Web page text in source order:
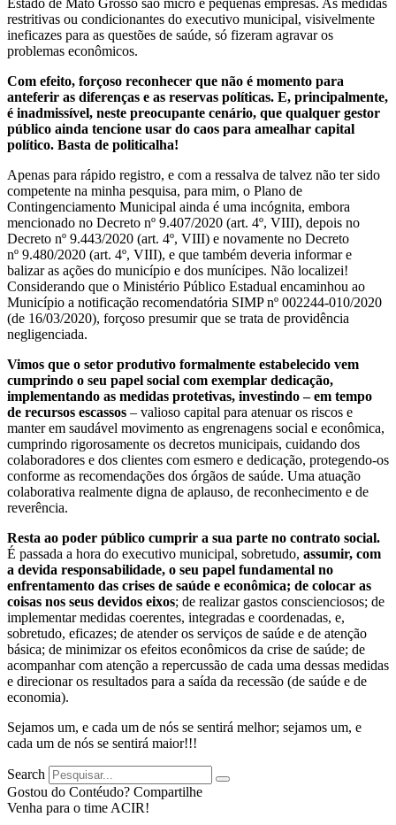
Estado de Mato Grosso são micro e pequenas empresas. As medidas
restritivas ou condicionantes do executivo municipal, visivelmente
ineficazes para as questões de saúde, só fizeram agravar os
problemas econômicos.
Com efeito, forçoso reconhecer que não é momento para
anteferir as diferenças e as reservas políticas. E, principalmente,
é inadmissível, neste preocupante cenário, que qualquer gestor
público ainda tencione usar do caos para amealhar capital
político. Basta de politicalha!
Apenas para rápido registro, e com a ressalva de talvez não ter sido
competente na minha pesquisa, para mim, o Plano de
Contingenciamento Municipal ainda é uma incógnita, embora
mencionado no Decreto nº 9.407/2020 (art. 4º, VIII), depois no
Decreto nº 9.443/2020 (art. 4º, VIII) e novamente no Decreto
nº 9.480/2020 (art. 4º, VIII), e que também deveria informar e
balizar as ações do município e dos munícipes. Não localizei!
Considerando que o Ministério Público Estadual encaminhou ao
Município a notificação recomendatória SIMP nº 002244-010/2020
(de 16/03/2020), forçoso presumir que se trata de providência
negligenciada.
Vimos que o setor produtivo formalmente estabelecido vem
cumprindo o seu papel social com exemplar dedicação,
implementando as medidas protetivas, investindo – em tempo
de recursos escassos – valioso capital para atenuar os riscos e
manter em saudável movimento as engrenagens social e econômica,
cumprindo rigorosamente os decretos municipais, cuidando dos
colaboradores e dos clientes com esmero e dedicação, protegendo-os
conforme as recomendações dos órgãos de saúde. Uma atuação
colaborativa realmente digna de aplauso, de reconhecimento e de
reverência.
Resta ao poder público cumprir a sua parte no contrato social.
É passada a hora do executivo municipal, sobretudo, assumir, com
a devida responsabilidade, o seu papel fundamental no
enfrentamento das crises de saúde e econômica; de colocar as
coisas nos seus devidos eixos; de realizar gastos conscienciosos; de
implementar medidas coerentes, integradas e coordenadas, e,
sobretudo, eficazes; de atender os serviços de saúde e de atenção
básica; de minimizar os efeitos econômicos da crise de saúde; de
acompanhar com atenção a repercussão de cada uma dessas medidas
e direcionar os resultados para a saída da recessão (de saúde e de
economia).
Sejamos um, e cada um de nós se sentirá melhor; sejamos um, e
cada um de nós se sentirá maior!!!
Search
Gostou do Contéudo? Compartilhe
Venha para o time ACIR!